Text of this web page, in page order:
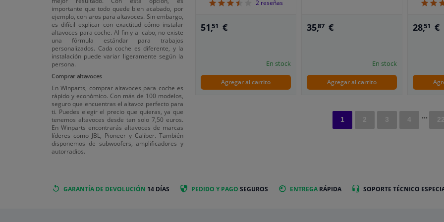
importante que todo quede bien acabado, por
ejemplo, con aros para altavoces. Sin embargo,
es difícil explicar con exactitud cómo instalar
altavoces para coche. Al fin y al cabo, no existe
una fórmula estándar para trabajos
personalizados. Cada coche es diferente, y la
instalación puede variar ligeramente según la
persona.
Comprar altavoces
En Winparts, comprar altavoces para coche es
rápido y económico. Con más de 100 modelos,
seguro que encuentras el altavoz perfecto para
ti. Puedes elegir el precio que quieras, ya que
tenemos altavoces desde tan solo 7,50 euros.
En Winparts encontrarás altavoces de marcas
líderes como JBL, Pioneer y Caliber. También
disponemos de subwoofers, amplificadores y
autorradios.
3.5
2 reseñas
51,51 €
En stock
Agregar al carrito
35,87 €
En stock
Agregar al carrito
28,51 €
1 2 3 4 ... 22
GARANTÍA DE DEVOLUCIÓN 14 DÍAS PEDIDO Y PAGO SEGUROS ENTREGA RÁPIDA SOPORTE TÉCNICO